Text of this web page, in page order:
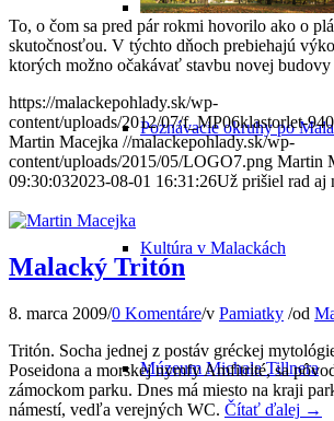
Poznávacie okruhy po
Kultúra v Malackách
Múzeum Michala Tillnera
To, o čom sa pred pár rokmi hovorilo ako o
skutočnosťou. V týchto dňoch prebiehajú
ktorých možno očakávať stavbu novej budovy
https://malackepohlady.sk/wp-
content/uploads/2012/07/f_MP06klastorlet-
Martin Macejka //malackepohlady.sk/wp-
content/uploads/2015/05/LOGO7.png Martin
09:30:032023-08-01 16:31:26Už prišiel rad aj
Malacký Tritón
8. marca 2009/0 Komentáre/v Pamiatky /od
Tritón. Socha jednej z postáv gréckej
Poseidona a morskej nymfy Amfitrité, sa
zámockom parku. Dnes má miesto na kraji
námestí, vedľa verejných WC. Čítať ďalej →